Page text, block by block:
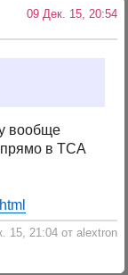
09 Дек. 15, 20:54
вообще
в ТСА
15, 21:04 от alextron